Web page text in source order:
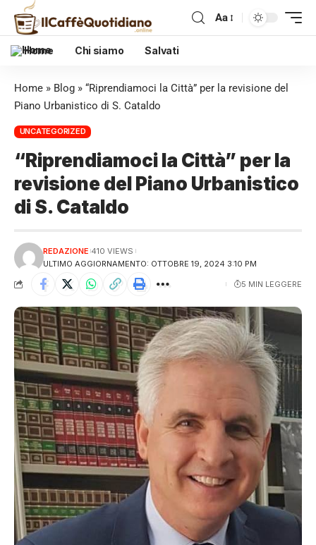
Aa
Home Chi siamo Salvati
Home » Blog » “Riprendiamoci la Città” per la revisione del
Piano Urbanistico di S. Cataldo
UNCATEGORIZED
“Riprendiamoci la Città” per la
revisione del Piano Urbanistico
di S. Cataldo
ULTIMO AGGIORNAMENTO: OTTOBRE 19, 2024 3:10 PM
REDAZIONE 410 VIEWS
5 MIN LEGGERE